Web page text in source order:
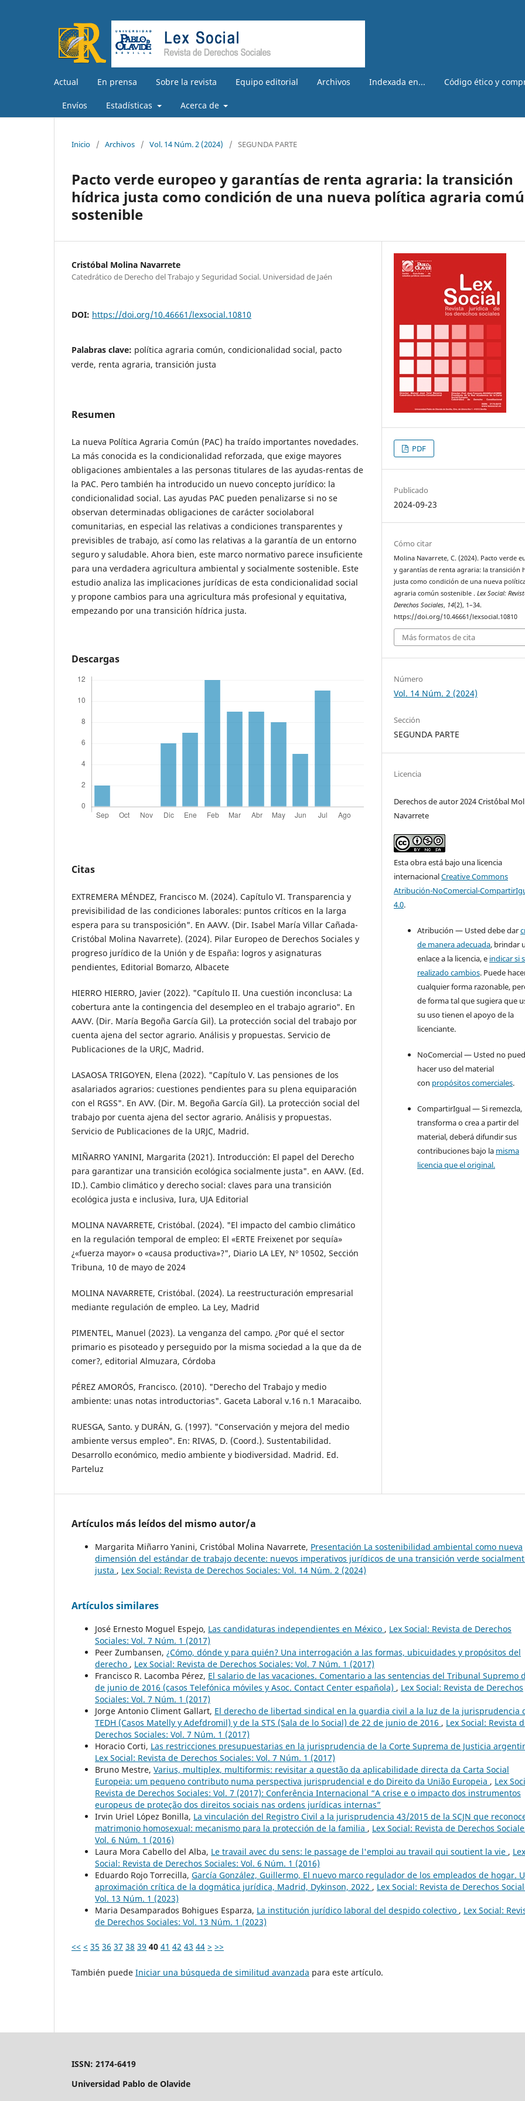
Actual En prensa Sobre la revista Equipo editorial Archivos Indexada en... Código ético y
Envíos Estadísticas Acerca de
Inicio / Archivos / Vol. 14 Núm. 2 (2024) / SEGUNDA PARTE
Pacto verde europeo y garantías de renta agraria: la transición
hídrica justa como condición de una nueva política agraria
sostenible
Cristóbal Molina Navarrete
Catedrático de Derecho del Trabajo y Seguridad Social. Universidad de Jaén
DOI: https://doi.org/10.46661/lexsocial.10810
Palabras clave: política agraria común, condicionalidad social, pacto
verde, renta agraria, transición justa
Resumen
La nueva Política Agraria Común (PAC) ha traído importantes novedades.
La más conocida es la condicionalidad reforzada, que exige mayores
obligaciones ambientales a las personas titulares de las ayudas-rentas de
la PAC. Pero también ha introducido un nuevo concepto jurídico: la
condicionalidad social. Las ayudas PAC pueden penalizarse si no se
observan determinadas obligaciones de carácter sociolaboral
comunitarias, en especial las relativas a condiciones transparentes y
previsibles de trabajo, así como las relativas a la garantía de un entorno
seguro y saludable. Ahora bien, este marco normativo parece insuficiente
para una verdadera agricultura ambiental y socialmente sostenible. Este
estudio analiza las implicaciones jurídicas de esta condicionalidad social
y propone cambios para una agricultura más profesional y equitativa,
empezando por una transición hídrica justa.
Descargas
Citas
EXTREMERA MÉNDEZ, Francisco M. (2024). Capítulo VI. Transparencia y
previsibilidad de las condiciones laborales: puntos críticos en la larga
espera para su transposición". En AAVV. (Dir. Isabel María Villar Cañada-
Cristóbal Molina Navarrete). (2024). Pilar Europeo de Derechos Sociales y
progreso jurídico de la Unión y de España: logros y asignaturas
pendientes, Editorial Bomarzo, Albacete
HIERRO HIERRO, Javier (2022). "Capítulo II. Una cuestión inconclusa: La
cobertura ante la contingencia del desempleo en el trabajo agrario". En
AAVV. (Dir. María Begoña García Gil). La protección social del trabajo por
cuenta ajena del sector agrario. Análisis y propuestas. Servicio de
Publicaciones de la URJC, Madrid.
LASAOSA TRIGOYEN, Elena (2022). "Capítulo V. Las pensiones de los
asalariados agrarios: cuestiones pendientes para su plena equiparación
con el RGSS". En AVV. (Dir. M. Begoña García Gil). La protección social del
trabajo por cuenta ajena del sector agrario. Análisis y propuestas.
Servicio de Publicaciones de la URJC, Madrid.
MIÑARRO YANINI, Margarita (2021). Introducción: El papel del Derecho
para garantizar una transición ecológica socialmente justa". en AAVV. (Ed.
ID.). Cambio climático y derecho social: claves para una transición
ecológica justa e inclusiva, Iura, UJA Editorial
MOLINA NAVARRETE, Cristóbal. (2024). "El impacto del cambio climático
en la regulación temporal de empleo: El «ERTE Freixenet por sequía»
¿«fuerza mayor» o «causa productiva»?", Diario LA LEY, Nº 10502, Sección
Tribuna, 10 de mayo de 2024
MOLINA NAVARRETE, Cristóbal. (2024). La reestructuración empresarial
mediante regulación de empleo. La Ley, Madrid
PIMENTEL, Manuel (2023). La venganza del campo. ¿Por qué el sector
primario es pisoteado y perseguido por la misma sociedad a la que da de
comer?, editorial Almuzara, Córdoba
PÉREZ AMORÓS, Francisco. (2010). "Derecho del Trabajo y medio
ambiente: unas notas introductorias". Gaceta Laboral v.16 n.1 Maracaibo.
RUESGA, Santo. y DURÁN, G. (1997). "Conservación y mejora del medio
ambiente versus empleo". En: RIVAS, D. (Coord.). Sustentabilidad.
Desarrollo económico, medio ambiente y biodiversidad. Madrid. Ed.
Parteluz
PDF
Publicado
2024-09-23
Cómo citar
Molina Navarrete, C. (2024). Pacto verde
y garantías de renta agraria: la transición
justa como condición de una nueva
agraria común sostenible .Lex Social:
Derechos Sociales, 14(2), 1–34.
https://doi.org/10.46661/lexsocial.10810
Más formatos de cita
Número
Vol. 14 Núm. 2 (2024)
Sección
SEGUNDA PARTE
Licencia
Derechos de autor 2024 Crist´óbal
Navarrete
Esta obra está bajo una licencia
internacionalCreative Commons
Atribución-NoComercial-
4.0.
Atribución — Usted debe dar
de manera adecuada, brindar
enlace a la licencia, e indicar si
realizado cambios. Puede
cualquier forma razonable,
de forma tal que sugiera que
su uso tienen el apoyo de la
licenciante.
NoComercial — Usted no
hacer uso del material
con propósitos comerciales.
CompartirIgual — Si remezcla,
transforma o crea a partir del
material, deberá difundir sus
contribuciones bajo la misma
licencia que el original.
Artículos más leídos del mismo autor/a
Margarita Miñarro Yanini, Cristóbal Molina Navarrete, Presentación La sostenibilidad ambiental como nueva
dimensión del estándar de trabajo decente: nuevos imperativos jurídicos de una transición verde
justa , Lex Social: Revista de Derechos Sociales: Vol. 14 Núm. 2 (2024)
Artículos similares
José Ernesto Moguel Espejo, Las candidaturas independientes en México , Lex Social: Revista de Derechos
Sociales: Vol. 7 Núm. 1 (2017)
Peer Zumbansen, ¿Cómo, dónde y para quién? Una interrogación a las formas, ubicuidades y propósitos del
derecho , Lex Social: Revista de Derechos Sociales: Vol. 7 Núm. 1 (2017)
Francisco R. Lacomba Pérez, El salario de las vacaciones. Comentario a las sentencias del Tribunal Supremo
de junio de 2016 (casos Telefónica móviles y Asoc. Contact Center española) , Lex Social: Revista de Derechos
Sociales: Vol. 7 Núm. 1 (2017)
Jorge Antonio Climent Gallart, El derecho de libertad sindical en la guardia civil a la luz de la jurisprudencia
TEDH (Casos Matelly y Adefdromil) y de la STS (Sala de lo Social) de 22 de junio de 2016 , Lex Social: Revista
Derechos Sociales: Vol. 7 Núm. 1 (2017)
Horacio Corti, Las restricciones presupuestarias en la jurisprudencia de la Corte Suprema de Justicia
Lex Social: Revista de Derechos Sociales: Vol. 7 Núm. 1 (2017)
Bruno Mestre, Varius, multiplex, multiformis: revisitar a questão da aplicabilidade directa da Carta Social
Europeia: um pequeno contributo numa perspectiva jurisprudencial e do Direito da União Europeia , Lex
Revista de Derechos Sociales: Vol. 7 (2017): Conferência Internacional “A crise e o impacto dos instrumentos
europeus de proteção dos direitos sociais nas ordens jurídicas internas”
Irvin Uriel López Bonilla, La vinculación del Registro Civil a la jurisprudencia 43/2015 de la SCJN que
matrimonio homosexual: mecanismo para la protección de la familia , Lex Social: Revista de Derechos
Vol. 6 Núm. 1 (2016)
Laura Mora Cabello del Alba, Le travail avec du sens: le passage de l'emploi au travail qui soutient la vie , Lex
Social: Revista de Derechos Sociales: Vol. 6 Núm. 1 (2016)
Eduardo Rojo Torrecilla, García González, Guillermo, El nuevo marco regulador de los empleados de hogar.
aproximación crítica de la dogmática jurídica, Madrid, Dykinson, 2022 , Lex Social: Revista de Derechos
Vol. 13 Núm. 1 (2023)
Maria Desamparados Bohigues Esparza, La institución jurídico laboral del despido colectivo , Lex Social:
de Derechos Sociales: Vol. 13 Núm. 1 (2023)
<< < 35 36 37 38 39 40 41 42 43 44 > >>
También puede Iniciar una búsqueda de similitud avanzada para este artículo.
ISSN: 2174-6419
Universidad Pablo de Olavide